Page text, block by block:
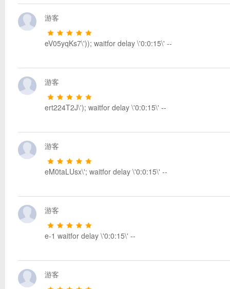
游客
eV05yqKs7\')); waitfor delay \'0:0:15\' --
游客
ert224T2J\'); waitfor delay \'0:0:15\' --
游客
eM0taLUsx\'; waitfor delay \'0:0:15\' --
游客
e-1 waitfor delay \'0:0:15\' --
游客